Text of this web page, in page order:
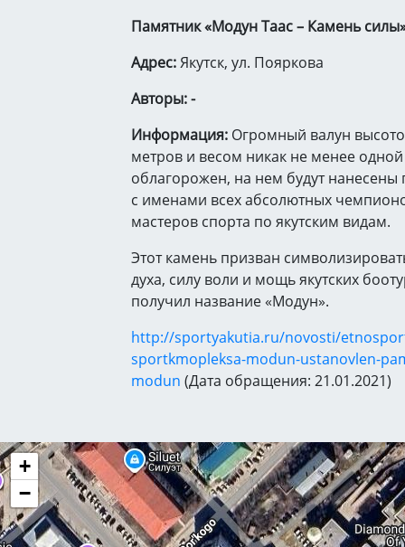
Памятник «Модун Таас – Камень
Адрес:Якутск, ул. Пояркова
Авторы: -
Информация: Огромный валун
метров и весом никак не менее
облагорожен, на нем будут
с именами всех абсолютных
мастеров спорта по якутским видам.
Этот камень призван
духа, силу воли и мощь якутских
получил название «Модун».
http://sportyakutia.ru/novosti/
sportkmopleksa-modun-ustanovlen-
modun (Дата обращения: 21.01.2021)
+
−